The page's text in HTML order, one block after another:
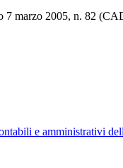
marzo 2005, n. 82
e amministrativi